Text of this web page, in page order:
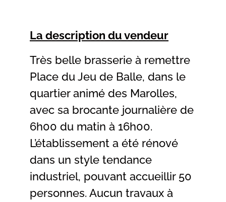
La description du vendeur
Très belle brasserie à remettre
Place du Jeu de Balle, dans le
quartier animé des Marolles,
avec sa brocante journalière de
6h00 du matin à 16h00.
L’établissement a été rénové
dans un style tendance
industriel, pouvant accueillir 50
personnes. Aucun travaux à